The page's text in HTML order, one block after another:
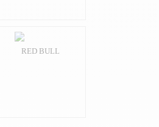
RED BULL